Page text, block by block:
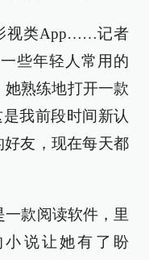
视类App……记者
些年轻人常用的
熟练地打开一款
我前段时间新认
好友，现在每天都
一款阅读软件，里
说让她有了盼